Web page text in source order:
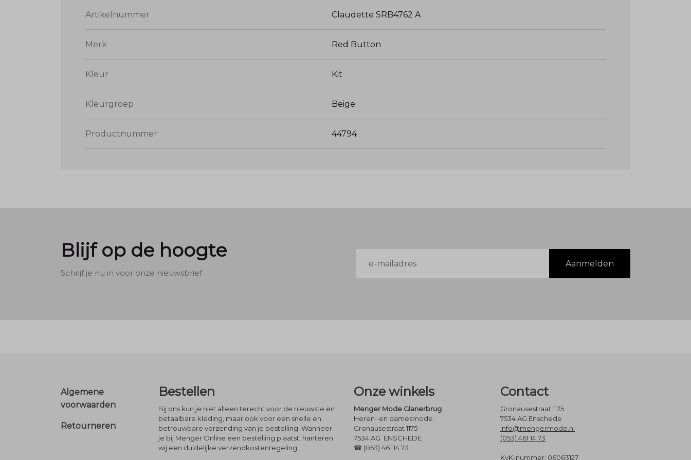
Artikelnummer Claudette SRB4762 A
Merk Red Button
Kleur Kit
Kleurgroep Beige
Productnummer 44794
Blijf op de hoogte
Schrijf je nu in voor onze nieuwsbrief
mailadres
Aanmelden
Footer
Algemene
voorwaarden
Retourneren
Bestellen
Bij ons kun je niet alleen terecht voor de nieuwste en
betaalbare kleding, maar ook voor een snelle en
betrouwbare verzending van je bestelling. Wanneer
je bij Menger Online een bestelling plaatst, hanteren
wij een duidelijke verzendkostenregeling.
Onze winkels
Menger Mode Glanerbrug
Heren- en damesmode
Gronausestraat 1175
7534 AG ENSCHEDE
☎ (053) 461 14 73
Contact
Gronausestraat 1175
7534 AG Enschede
info@mengermode.nl
(053) 461 14 73
KvK-nummer: 06063127